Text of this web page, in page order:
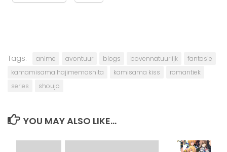
Tags: anime avontuur blogs bovennatuurlijk
fantasie
kamamisama hajimemashita
kamisama kiss
romantiek
series
shoujo
YOU MAY ALSO LIKE...